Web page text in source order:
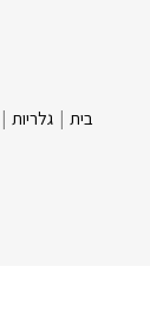
בית | גלריות |